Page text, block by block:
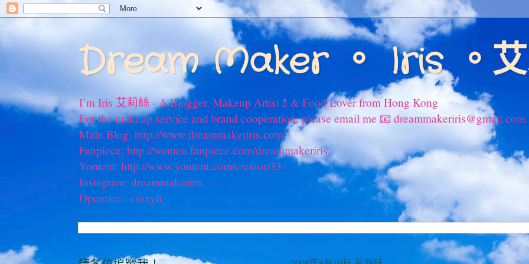
Dream Maker 。 Iris 。
I’m Iris 艾莉絲 - A Blogger, Makeup Artist💄& Food Lover from Hong Kong
For the makeup service and brand cooperation, please email me 📧 dreammakeriris@gmail.com
Main Blog: http://www.dreammakeriris.com
Fanpiece: http://women.fanpiece.com/dreammakeriris
Yontent: http://www.yontent.com/creator/33
Instagram: dreammakeriris
Openrice : crazyii